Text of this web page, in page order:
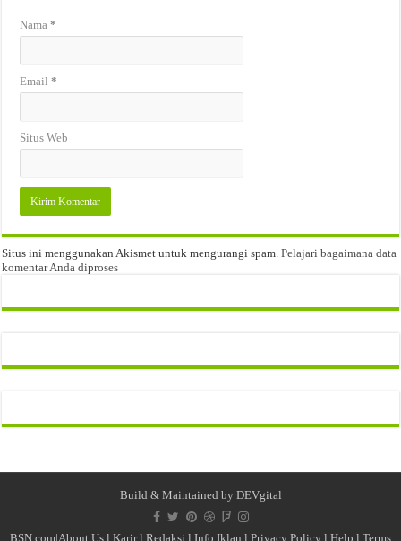
Nama*
Email*
Situs Web
Situs ini menggunakan Akismet untuk mengurangi spam.Pelajari bagaimana data
komentar Anda diproses
Build & Maintained by DEVgital
BSN.com|About Us l Karirl Redaksi l Info Iklan l Privacy Policy l Help l Terms